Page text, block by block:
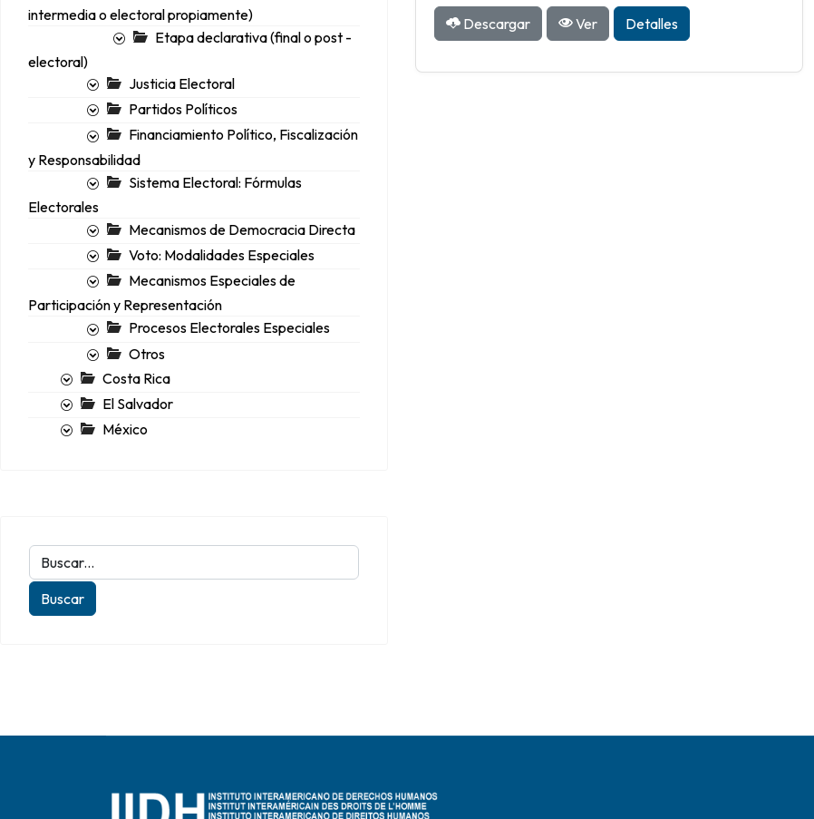
intermedia o electoral propiamente)
Etapa declarativa (final o post -
electoral)
Justicia Electoral
Partidos Políticos
Financiamiento Político, Fiscalización
y Responsabilidad
Sistema Electoral: Fórmulas
Electorales
Mecanismos de Democracia Directa
Voto: Modalidades Especiales
Mecanismos Especiales de
Participación y Representación
Procesos Electorales Especiales
Otros
Costa Rica
El Salvador
México
Descargar Ver Detalles